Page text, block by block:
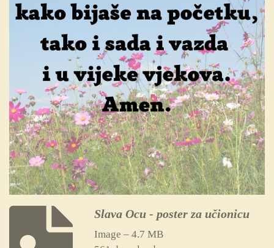
Slava Ocu - poster za učionicu
Image – 4.7 MB